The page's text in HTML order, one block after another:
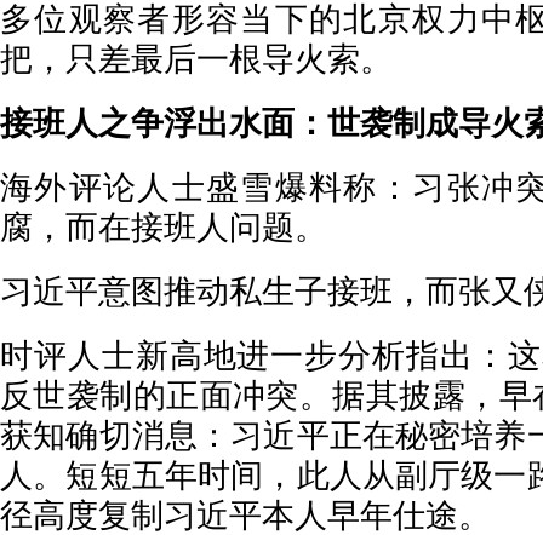
多位观察者形容当下的北京权力中
把，只差最后一根导火索。
接班人之争浮出水面：世袭制成导火
海外评论人士盛雪爆料称：习张冲
腐，而在接班人问题。
习近平意图推动私生子接班，而张又
时评人士新高地进一步分析指出：
反世袭制的正面冲突。据其披露，
获知确切消息：习近平正在秘密培养
人。短短五年时间，此人从副厅级一
径高度复制习近平本人早年仕途。